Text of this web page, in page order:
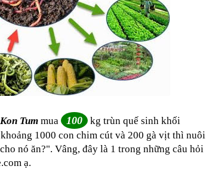
Kon Tum mua 100
kg trùn quế sinh khối
1000 con chim cút và 200 gà vịt thì nuôi
nó ăn?". Vâng, đây là 1 trong những câu hỏi
ạ.